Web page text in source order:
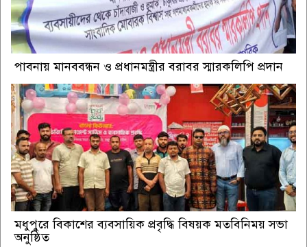
পাবনায় মানববন্ধন ও প্রধানমন্ত্রীর বরাবর স্মারকলিপি প্রদান
মধুপুরে বিকাশের ব্যবসায়িক প্রবৃদ্ধি বিষয়ক মতবিনিময় সভা
অনুষ্ঠিত